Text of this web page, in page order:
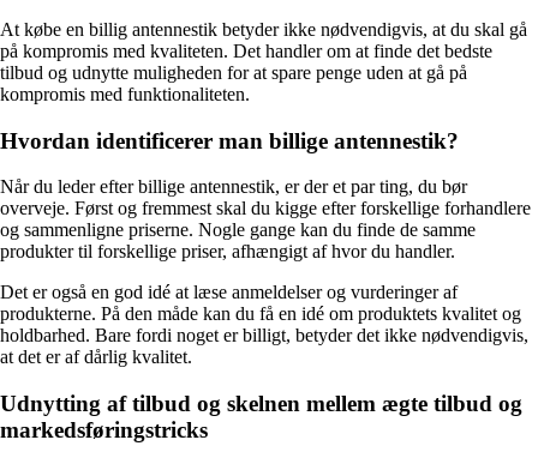
At købe en billig antennestik betyder ikke nødvendigvis, at du skal gå
på kompromis med kvaliteten. Det handler om at finde det bedste
tilbud og udnytte muligheden for at spare penge uden at gå på
kompromis med funktionaliteten.
Hvordan identificerer man billige antennestik?
Når du leder efter billige antennestik, er der et par ting, du bør
overveje. Først og fremmest skal du kigge efter forskellige forhandlere
og sammenligne priserne. Nogle gange kan du finde de samme
produkter til forskellige priser, afhængigt af hvor du handler.
Det er også en god idé at læse anmeldelser og vurderinger af
produkterne. På den måde kan du få en idé om produktets kvalitet og
holdbarhed. Bare fordi noget er billigt, betyder det ikke nødvendigvis,
at det er af dårlig kvalitet.
Udnytting af tilbud og skelnen mellem ægte tilbud og
markedsføringstricks